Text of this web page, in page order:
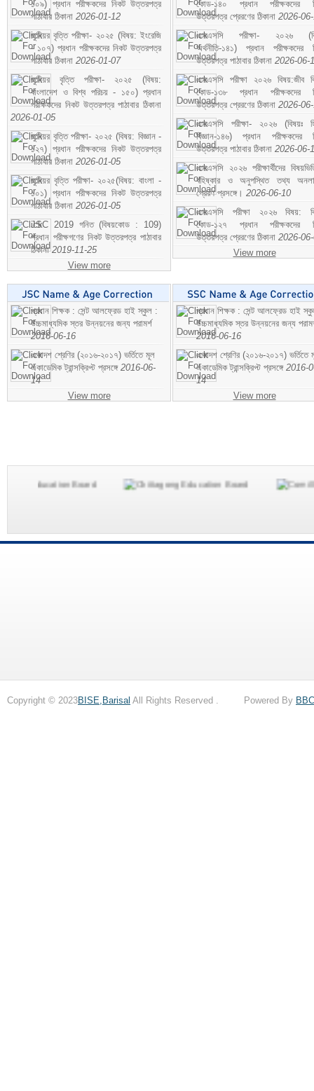
১০৯) প্রধান পরীক্ষকদের নিকট উত্তরপত্র
পাঠাবার ঠিকানা 2026-01-12
জুনিয়র বৃত্তি পরীক্ষা- ২০২৫ (বিষয়: ইংরেজি
- ১০৭) প্রধান পরীক্ষকদের নিকট উত্তরপত্র
পাঠাবার ঠিকানা 2026-01-07
জুনিয়র বৃত্তি পরীক্ষা- ২০২৫ (বিষয়:
বাংলাদেশ ও বিশ্ব পরিচয় - ১৫০) প্রধান
পরীক্ষকদের নিকট উত্তরপত্র পাঠাবার ঠিকানা
2026-01-05
জুনিয়র বৃত্তি পরীক্ষা- ২০২৫ (বিষয়: বিজ্ঞান -
১২৭) প্রধান পরীক্ষকদের নিকট উত্তরপত্র
পাঠাবার ঠিকানা 2026-01-05
জুনিয়র বৃত্তি পরীক্ষা- ২০২৫(বিষয়: বাংলা -
১০১) প্রধান পরীক্ষকদের নিকট উত্তরপত্র
পাঠাবার ঠিকানা 2026-01-05
JSC 2019 গনিত (বিষয়কোড : 109)
প্রধান পরীক্ষগণের নিকট উত্তরপত্র পাঠাবার
ঠিকানা2019-11-25
View more
কোড-১৪০ প্রধান পরীক্ষকদের
উত্তরপত্র প্রেরণের ঠিকানা 2026-
এসএসসি পরীক্ষা- ২০২৬
অর্থনীতি-১৪১) প্রধান পরীক্ষকদের
উত্তরপত্র পাঠাবার ঠিকানা 2026-06-
এসএসসি পরীক্ষা ২০২৬ বিষয়:জীব
কোড-১৩৮ প্রধান পরীক্ষকদের
উত্তরপত্র প্রেরণের ঠিকানা 2026-
এসএসসি পরীক্ষা- ২০২৬ (বিষয়ঃ
বিজ্ঞান-১৪৬) প্রধান পরীক্ষকদের
উত্তরপত্র পাঠাবার ঠিকানা 2026-06-
এসএসসি ২০২৬ পরীক্ষার্থীদের
বহিষ্কার ও অনুপস্থিত তথ্য
প্রেরণ প্রসঙ্গে। 2026-06-10
এসএসসি পরীক্ষা ২০২৬ বিষয়:
কোড-১২৭ প্রধান পরীক্ষকদের
উত্তরপত্র প্রেরণের ঠিকানা 2026-
View more
প্রধান শিক্ষক : সেন্ট আলফ্রেড হাই স্কুল :
উচ্চমাধ্যমিক স্তর উন্নয়নের জন্য পরামর্শ
2016-06-16
একাদশ শ্রেণির (২০১৬-২০১৭) ভর্তিতে মূল
একাডেমিক ট্রান্সক্রিপ্ট প্রসঙ্গে 2016-06-
14
View more
প্রধান শিক্ষক : সেন্ট আলফ্রেড হাই
উচ্চমাধ্যমিক স্তর উন্নয়নের জন্য
2016-06-16
একাদশ শ্রেণির (২০১৬-২০১৭) ভর্তিতে
একাডেমিক ট্রান্সক্রিপ্ট প্রসঙ্গে 2016-
14
View more
Copyright © 2023BISE,Barisal All Rights Reserved . Powered By